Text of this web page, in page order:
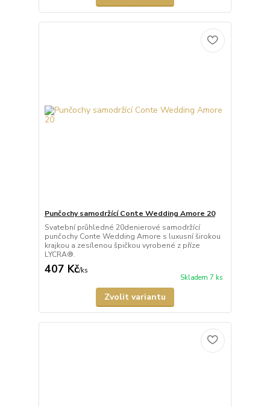
Punčochy samodržící Conte Wedding Amore 20
Svatební průhledné 20denierové samodržící
punčochy Conte Wedding Amore s luxusní širokou
krajkou a zesílenou špičkou vyrobené z příze
LYCRA®.
407 Kč/ks
Skladem 7 ks
Zvolit variantu